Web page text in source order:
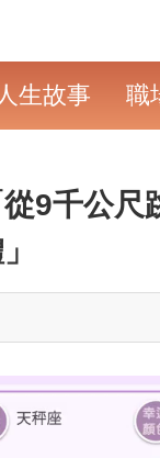
生故事 職
9千公